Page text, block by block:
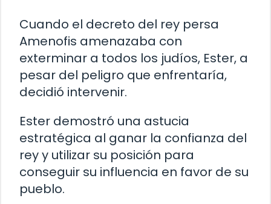
Cuando el decreto del rey persa
Amenofis amenazaba con
exterminar a todos los judíos, Ester, a
pesar del peligro que enfrentaría,
decidió intervenir.
Ester demostró una astucia
estratégica al ganar la confianza del
rey y utilizar su posición para
conseguir su influencia en favor de su
pueblo.